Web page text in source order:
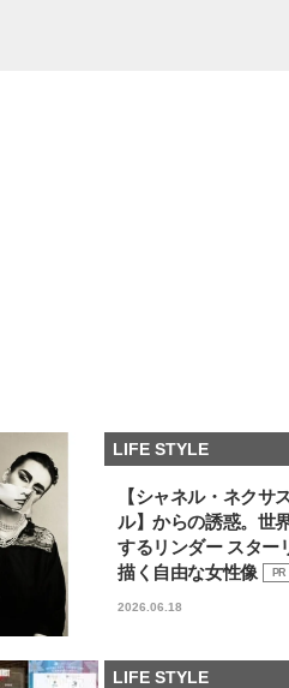
LIFE STYLE
【シャネル・ネクサ
ル】からの誘惑。世
するリンダー スター
描く自由な女性像
PR
2026.06.18
LIFE STYLE